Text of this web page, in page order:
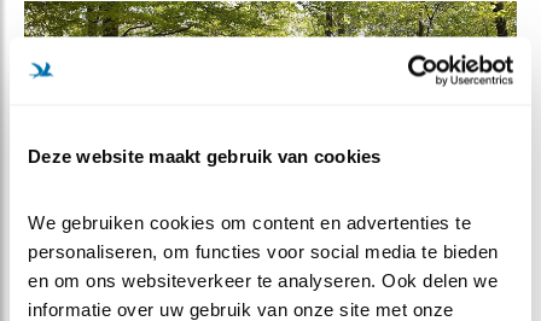
Deze website maakt gebruik van cookies
We gebruiken cookies om content en advertenties te
personaliseren, om functies voor social media te bieden
en om ons websiteverkeer te analyseren. Ook delen we
informatie over uw gebruik van onze site met onze